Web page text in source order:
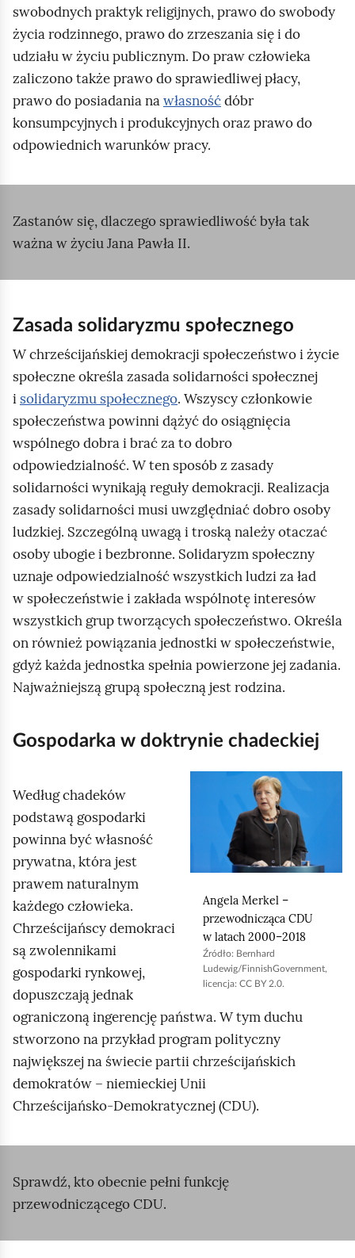
swobodnych praktyk religijnych, prawo do swobody
życia rodzinnego, prawo do zrzeszania się i do
udziału w życiu publicznym. Do praw człowieka
zaliczono także prawo do sprawiedliwej płacy,
prawo do posiadania nawłasnośćdóbr
konsumpcyjnych i produkcyjnych oraz prawo do
odpowiednich warunków pracy.
Zastanów się, dlaczego sprawiedliwość była tak
ważna w życiu Jana Pawła II.
Zasada solidaryzmu społecznego
W chrześcijańskiej demokracji społeczeństwo i życie
społeczne określa zasada solidarności społecznej
i solidaryzmu społecznego. Wszyscy członkowie
społeczeństwa powinni dążyć do osiągnięcia
wspólnego dobra i brać za to dobro
odpowiedzialność. W ten sposób z zasady
solidarności wynikają reguły demokracji. Realizacja
zasady solidarności musi uwzględniać dobro osoby
ludzkiej. Szczególną uwagą i troską należy otaczać
osoby ubogie i bezbronne. Solidaryzm społeczny
uznaje odpowiedzialność wszystkich ludzi za ład
w społeczeństwie i zakłada wspólnotę interesów
wszystkich grup tworzących społeczeństwo. Określa
on również powiązania jednostki w społeczeństwie,
gdyż każda jednostka spełnia powierzone jej zadania.
Najważniejszą grupą społeczną jest rodzina.
Gospodarka w doktrynie chadeckiej
n
u
r
u
c
h
i
Angela Merkel –
przewodnicząca CDU
w latach 2000–2018
Źródło: Bernhard
Ludewig/FinnishGovernment,
licencja: CC BY 2.0.
Według chadeków
podstawą gospodarki
powinna być własność
prywatna, która jest
prawem naturalnym
każdego człowieka.
Chrześcijańscy demokraci
są zwolennikami
gospodarki rynkowej,
dopuszczają jednak
ograniczoną ingerencję państwa. W tym duchu
stworzono na przykład program polityczny
największej na świecie partii chrześcijańskich
demokratów – niemieckiej Unii
Chrześcijańsko‑Demokratycznej (CDU).
Sprawdź, kto obecnie pełni funkcję
przewodniczącego CDU.